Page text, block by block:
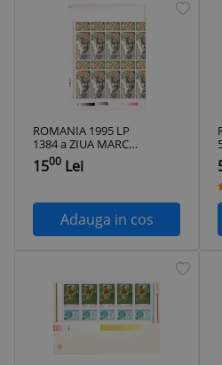
ROMANIA 1995 LP
1384 a ZIUA MARCII
POSTALE
ROMANESTI COALA
MNH
1500 Lei
Adauga in cos